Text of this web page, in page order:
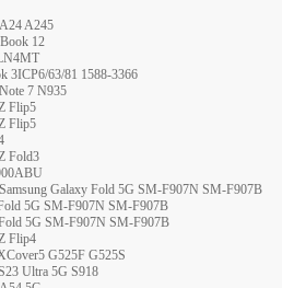
A245
12
3ICP6/63/81 1588-3366
7 N935
Flip5
Flip5
Fold3
Galaxy Fold 5G SM-F907N SM-F907B
5G SM-F907N SM-F907B
5G SM-F907N SM-F907B
Flip4
G525F G525S
Ultra 5G S918